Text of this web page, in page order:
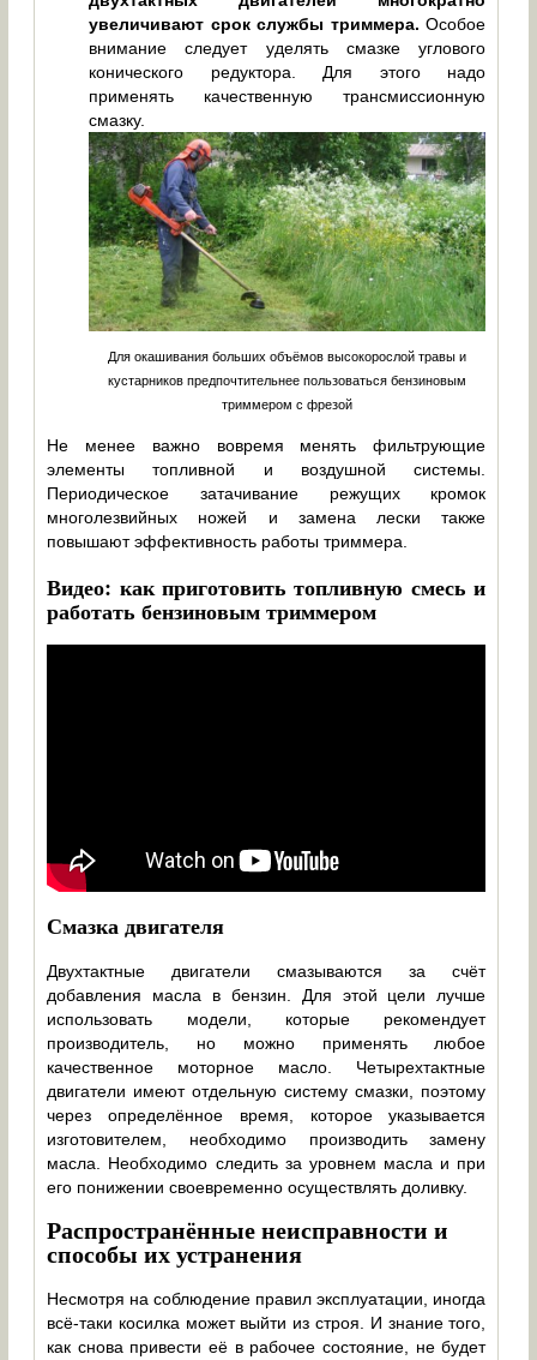
увеличивают срок службы триммера. Особое
внимание следует уделять смазке углового
конического редуктора. Для этого надо
применять качественную трансмиссионную
смазку.
Для окашивания больших объёмов высокорослой травы и
кустарников предпочтительнее пользоваться бензиновым
триммером с фрезой
Не менее важно вовремя менять фильтрующие
элементы топливной и воздушной системы.
Периодическое затачивание режущих кромок
многолезвийных ножей и замена лески также
повышают эффективность работы триммера.
Видео: как приготовить топливную смесь и
работать бензиновым триммером
Смазка двигателя
Двухтактные двигатели смазываются за счёт
добавления масла в бензин. Для этой цели лучше
использовать модели, которые рекомендует
производитель, но можно применять любое
качественное моторное масло. Четырехтактные
двигатели имеют отдельную систему смазки, поэтому
через определённое время, которое указывается
изготовителем, необходимо производить замену
масла. Необходимо следить за уровнем масла и при
его понижении своевременно осуществлять доливку.
Распространённые неисправности и
способы их устранения
Несмотря на соблюдение правил эксплуатации, иногда
всё-таки косилка может выйти из строя. И знание того,
как снова привести её в рабочее состояние, не будет